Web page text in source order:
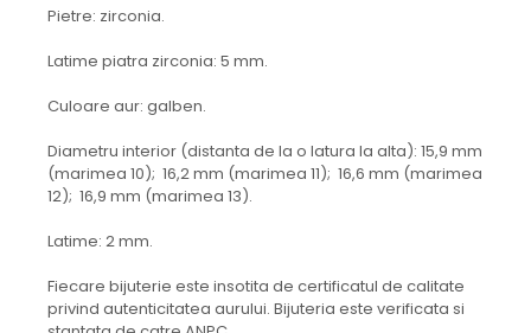
Pietre: zirconia.
Latime piatra zirconia: 5 mm.
Culoare aur: galben.
Diametru interior (distanta de la o latura la alta): 15,9 mm
(marimea 10); 16,2 mm (marimea 11); 16,6 mm (marimea
12); 16,9 mm (marimea 13).
Latime: 2 mm.
Fiecare bijuterie este insotita de certificatul de calitate
privind autenticitatea aurului. Bijuteria este verificata si